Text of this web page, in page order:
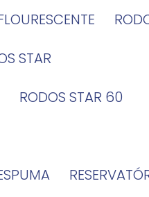
STAR
RODOS STAR 60